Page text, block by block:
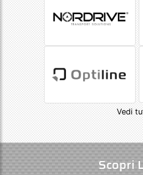
Vedi
Scopri